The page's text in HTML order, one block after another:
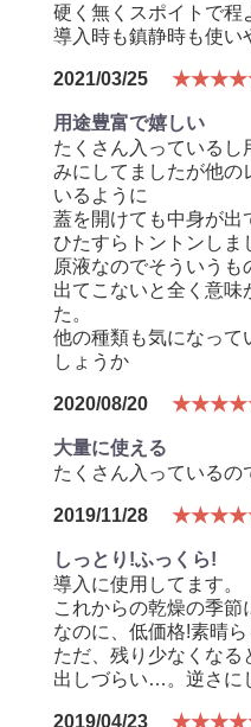
硬く無くスポイトで程
導入時も鎮静時も使い
2021/03/25
用途豊富で嬉しい
たくさん入っているし
みにしてましたが他の
いるように
蓋を開けても中身が出
ひたすらトントンしま
原液なのでそういう
出てこないと全く意味
た。
他の種類も気になって
しょうか
2020/08/20
大量に使える
たくさん入っているの
2019/11/28
しっとり!ふっくら!
導入に使用してます。
これからの乾燥の季節
なのに、低価格!素晴ら
ただ、残り少なくなる
出しづらい…。逆さに
2019/04/23